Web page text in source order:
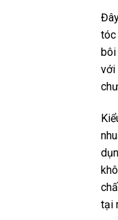
tóc
bôi
với
tại